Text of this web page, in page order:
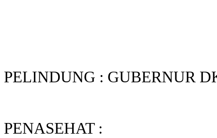
PELINDUNG : GUBERNUR
PENASEHAT :